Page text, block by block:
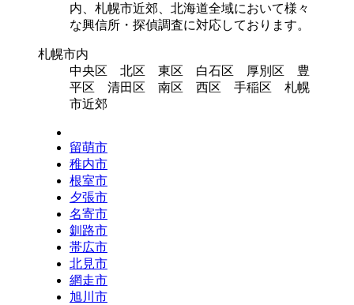
内、札幌市近郊、北海道全域において様々
な興信所・探偵調査に対応しております。
札幌市内
中央区 北区 東区 白石区 厚別区 豊
平区 清田区 南区 西区 手稲区 札幌
市近郊
留萌市
稚内市
根室市
夕張市
名寄市
釧路市
帯広市
北見市
網走市
旭川市